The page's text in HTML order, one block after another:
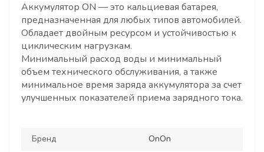
Аккумулятор ON — это кальциевая батарея,
предназначенная для любых типов автомобилей.
Обладает двойным ресурсом и устойчивостью к
циклическим нагрузкам.
Минимальный расход воды и минимальный
объем технического обслуживания, а также
минимальное время заряда аккумулятора за счет
улучшенных показателей приема зарядного тока.
Бренд OnOn